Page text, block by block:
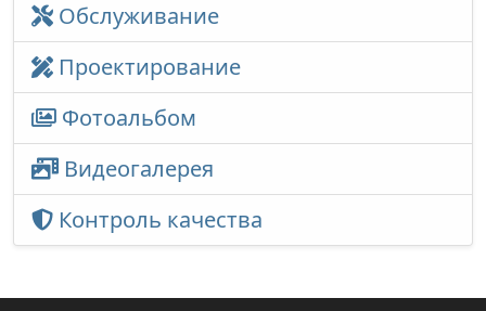
Обслуживание
Проектирование
Фотоальбом
Видеогалерея
Контроль качества